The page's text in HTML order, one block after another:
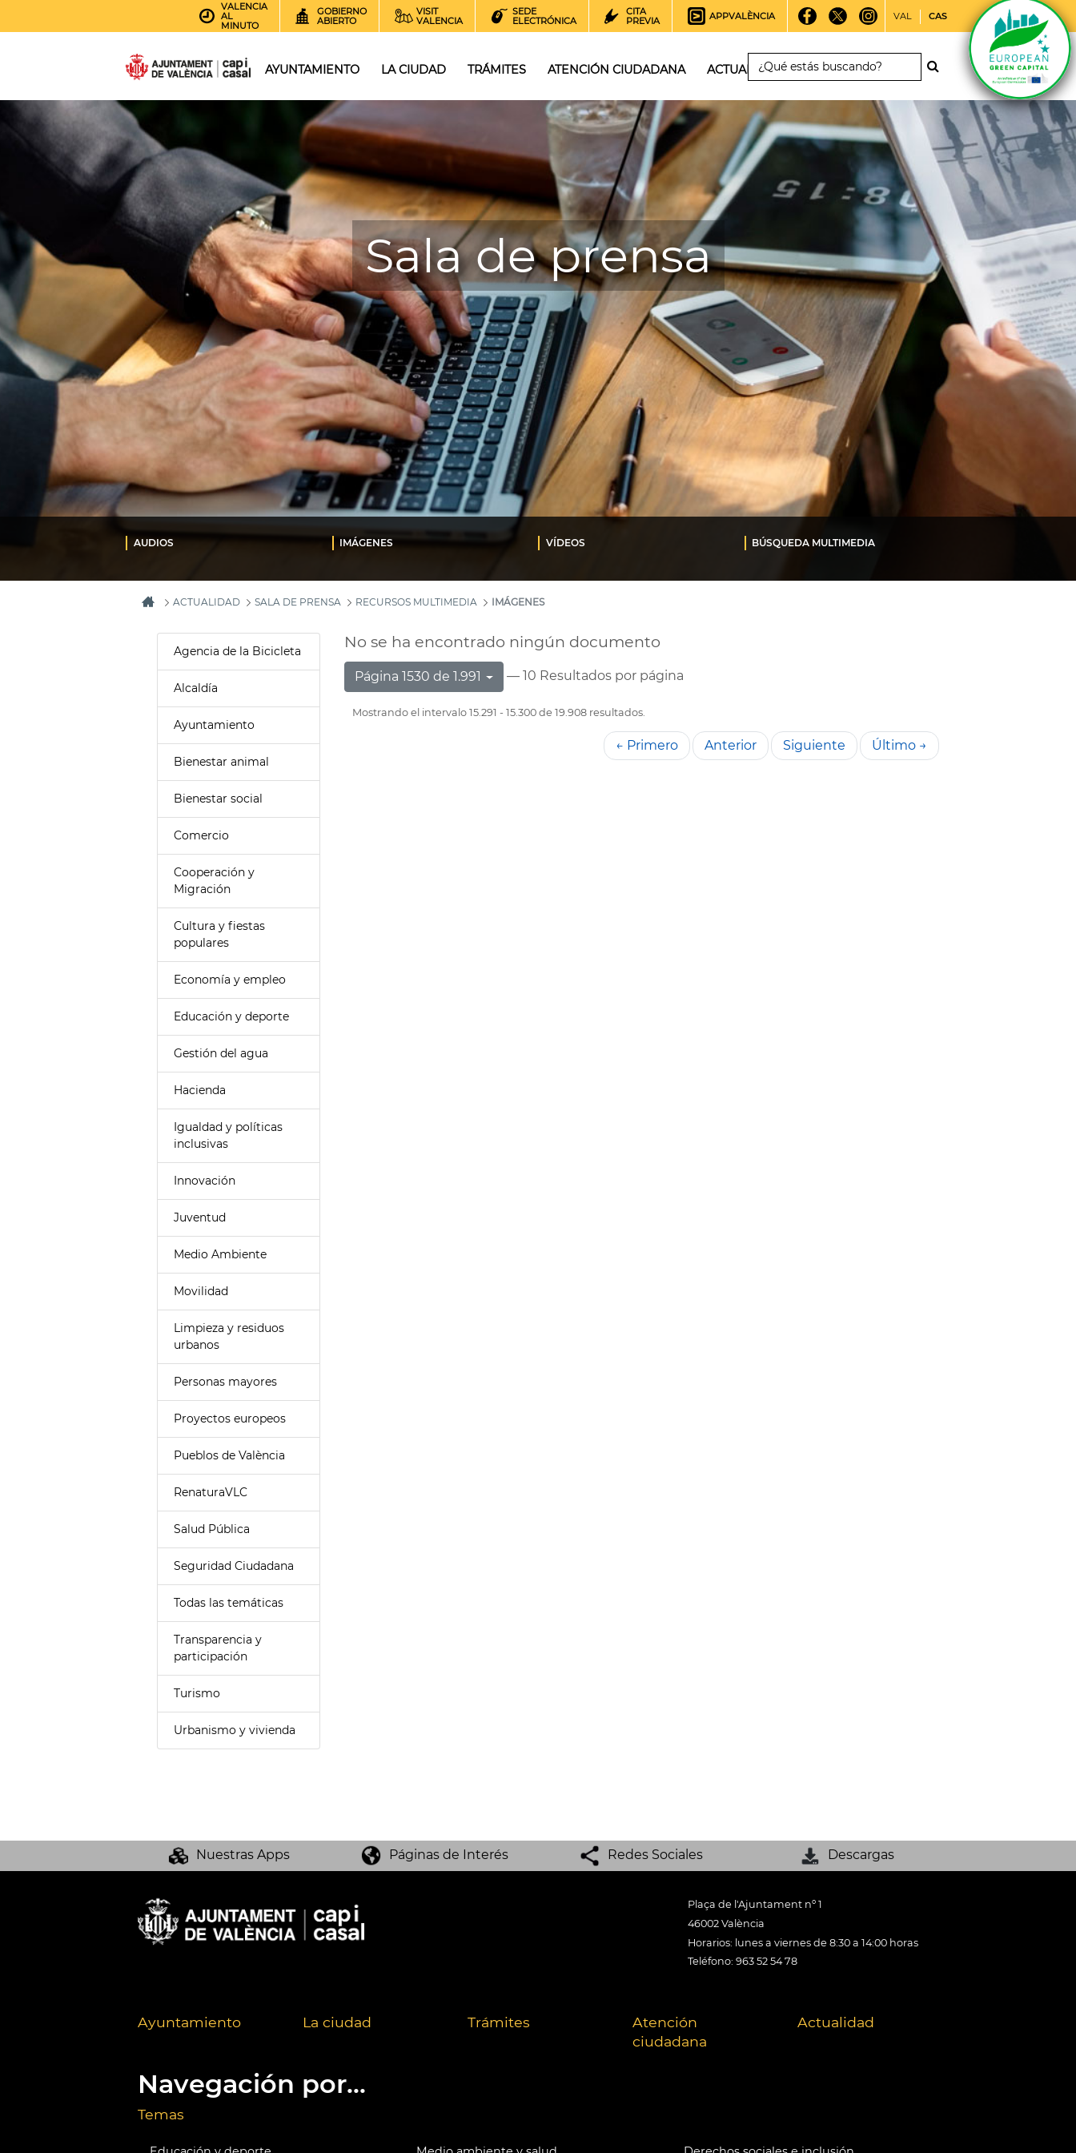
VALENCIA
AL
MINUTO
GOBIERNO
ABIERTO
VISIT
VALENCIA
SEDE
ELECTRÓNICA
CITA
PREVIA
APPVALÈNCIA VAL CAS
AYUNTAMIENTO LA CIUDAD TRÁMITES ATENCIÓN CIUDADANA ACTUALIDAD
Sala de prensa
AUDIOS IMÁGENES VÍDEOS BÚSQUEDA MULTIMEDIA
ACTUALIDAD SALA DE PRENSA RECURSOS MULTIMEDIA IMÁGENES
Agencia de la Bicicleta
Alcaldía
Ayuntamiento
Bienestar animal
Bienestar social
Comercio
Cooperación y
Migración
Cultura y fiestas
populares
Economía y empleo
Educación y deporte
Gestión del agua
Hacienda
Igualdad y políticas
inclusivas
Innovación
Juventud
Medio Ambiente
Movilidad
Limpieza y residuos
urbanos
Personas mayores
Proyectos europeos
Pueblos de València
RenaturaVLC
Salud Pública
Seguridad Ciudadana
Todas las temáticas
Transparencia y
participación
Turismo
Urbanismo y vivienda
No se ha encontrado ningún documento
Página 1530 de 1.991 — 10 Resultados por página
Mostrando el intervalo 15.291 - 15.300 de 19.908 resultados.
← Primero Anterior Siguiente Último →
Nuestras Apps Páginas de Interés Redes Sociales Descargas
Plaça de l'Ajuntament nº 1
46002 València
Horarios: lunes a viernes de 8:30 a 14:00 horas
Teléfono: 963 52 54 78
Ayuntamiento La ciudad Trámites
Atención
ciudadana
Actualidad
Navegación por...
Temas